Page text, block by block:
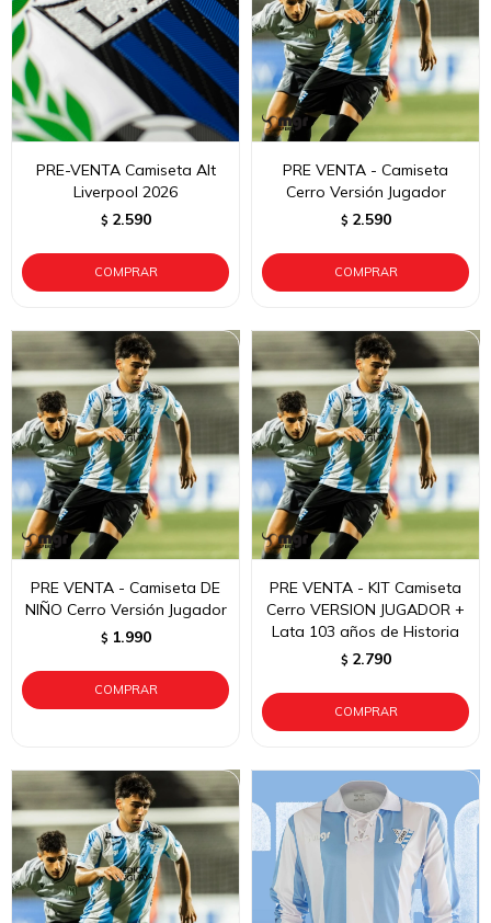
PRE-VENTA Camiseta Alt
Liverpool 2026
$ 2.590
PRE VENTA - Camiseta
Cerro Versión Jugador
$ 2.590
PRE VENTA - Camiseta DE
NIÑO Cerro Versión Jugador
$ 1.990
PRE VENTA - KIT Camiseta
Cerro VERSION JUGADOR +
Lata 103 años de Historia
$ 2.790